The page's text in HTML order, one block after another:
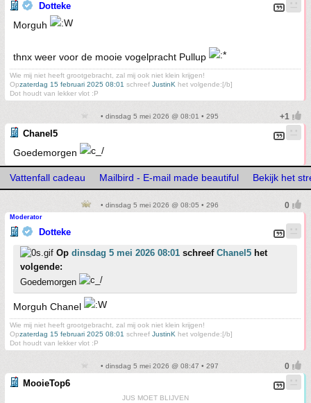
Dotteke
Morguh
thnx weer voor de mooie vogelpracht Pullup
Wie mij niet heeft grootgebracht, zal mij ook niet klein krijgen!
Opzaterdag 15 februari 2025 08:01 schreef JustinK het volgende:[/b]
Dot houdt van lekker vlot :P
• dinsdag 5 mei 2026 @ 08:01 • 295
Chanel5
Goedemorgen
Vattenfall cadeau Mailbird - E-mail made beautiful Bekijk het
• dinsdag 5 mei 2026 @ 08:05 • 296
Moderator
Dotteke
Op dinsdag 5 mei 2026 08:01 schreef Chanel5 het
volgende:
Goedemorgen
Morguh Chanel
Wie mij niet heeft grootgebracht, zal mij ook niet klein krijgen!
Opzaterdag 15 februari 2025 08:01 schreef JustinK het volgende:[/b]
Dot houdt van lekker vlot :P
• dinsdag 5 mei 2026 @ 08:47 • 297
MooieTop6
JUS MOET BLIJVEN